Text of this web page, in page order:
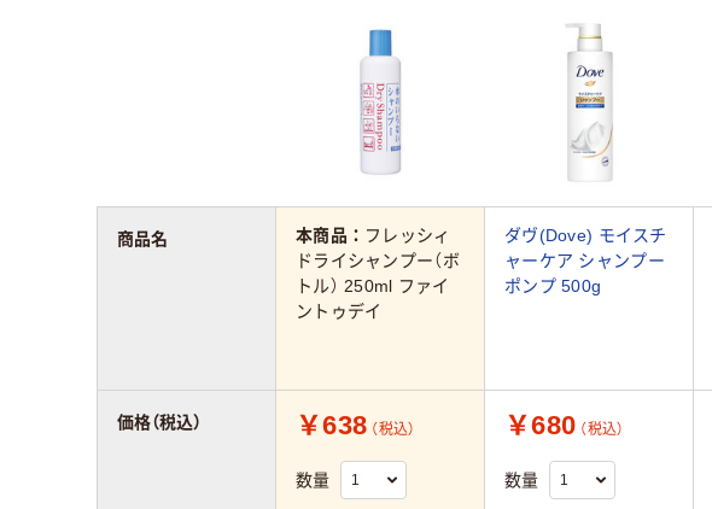
本商品： フレッシィ
ドライシャンプー（ボ
トル） 250ml ファイ
ントゥデイ
ダヴ(Dove) モイスチ
ャーケア シャンプー
ポンプ 500g
￥638 （税込）
数量
￥680 （税込）
数量
商品名
価格（税込）